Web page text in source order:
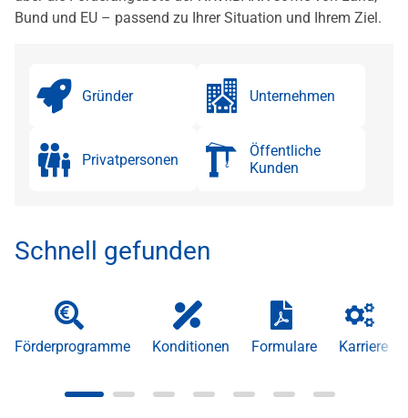
Bund und EU – passend zu Ihrer Situation und Ihrem Ziel.
Gründer Unternehmen
Privatpersonen
Öffentliche
Kunden
Schnell gefunden
Förderprogramme Konditionen Formulare Karriere